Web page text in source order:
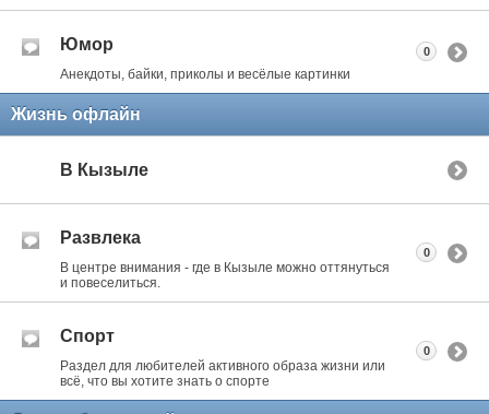
Юмор
Анекдоты, байки, приколы и весёлые картинки
0
Жизнь офлайн
В Кызыле
Развлека
В центре внимания - где в Кызыле можно оттянуться
и повеселиться.
0
Спорт
Раздел для любителей активного образа жизни или
всё, что вы хотите знать о спорте
0